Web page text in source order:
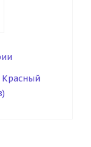
Красный